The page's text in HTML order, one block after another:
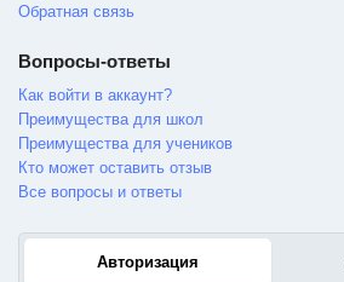
Обратная связь
Вопросы-ответы
Как войти в аккаунт?
Преимущества для школ
Преимущества для учеников
Кто может оставить отзыв
Все вопросы и ответы
Авторизация